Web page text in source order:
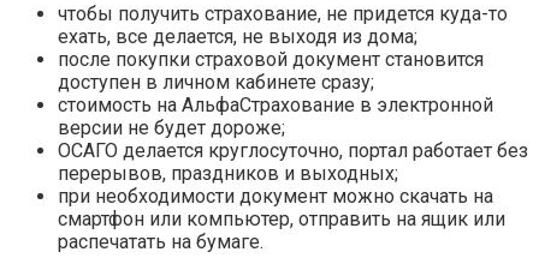
чтобы получить страхование, не придется куда-то
ехать, все делается, не выходя из дома;
после покупки страховой документ становится
доступен в личном кабинете сразу;
стоимость на АльфаСтрахование в электронной
версии не будет дороже;
ОСАГО делается круглосуточно, портал работает без
перерывов, праздников и выходных;
при необходимости документ можно скачать на
смартфон или компьютер, отправить на ящик или
распечатать на бумаге.